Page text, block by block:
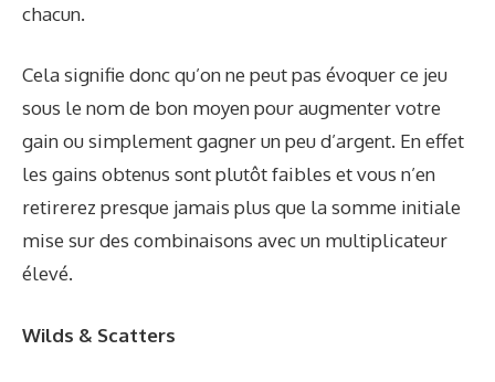
chacun.
Cela signifie donc qu’on ne peut pas évoquer ce jeu
sous le nom de bon moyen pour augmenter votre
gain ou simplement gagner un peu d’argent. En effet
les gains obtenus sont plutôt faibles et vous n’en
retirerez presque jamais plus que la somme initiale
mise sur des combinaisons avec un multiplicateur
élevé.
Wilds & Scatters